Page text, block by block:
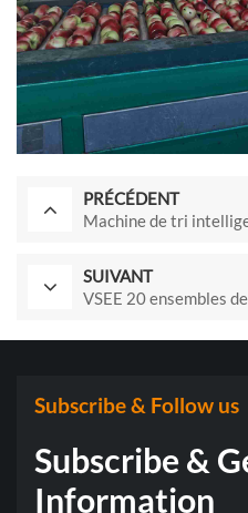
PRÉCÉDENT
Machine de tri
SUIVANT
VSEE 20 ensembles
Subscribe & Follow us
Subscribe &
Information